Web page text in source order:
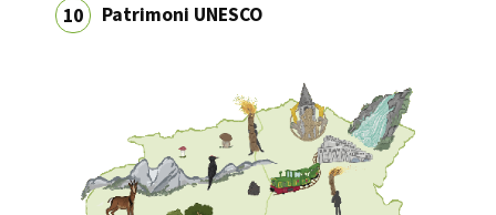
10 Patrimoni UNESCO